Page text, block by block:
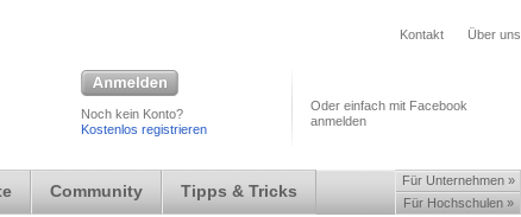
Kontakt Über uns
Noch kein Konto?
Kostenlos registrieren
Oder einfach mit Facebook
anmelden
Community Tipps & Tricks
Für Unternehmen »
Für Hochschulen »